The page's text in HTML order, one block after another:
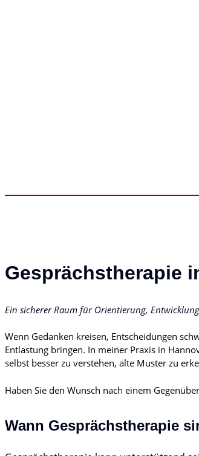
Gesprächstherapie
Ein sicherer Raum für Orientierung,
Wenn Gedanken kreisen, Entscheidungen
Entlastung bringen. In meiner Praxis in
selbst besser zu verstehen, alte Muster zu
Haben Sie den Wunsch nach einem
Wann Gesprächstherapie